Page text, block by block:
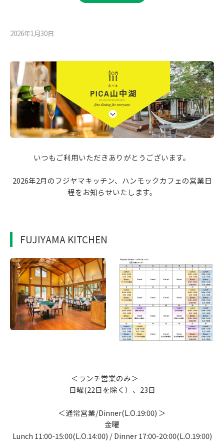
2026年1月30⽇
いつもご利用いただきありがとうございます。
2026年2月のフジヤマキッチン、ハンモックカフェの営業日
程をお知らせいたします。
FUJIYAMA KITCHEN
＜ランチ営業のみ＞
日曜(22日を除く）、23日
＜通常営業/Dinner(L.O.19:00) ＞
金曜
Lunch 11:00-15:00(L.O.14:00) / Dinner 17:00-20:00(L.O.19:00)